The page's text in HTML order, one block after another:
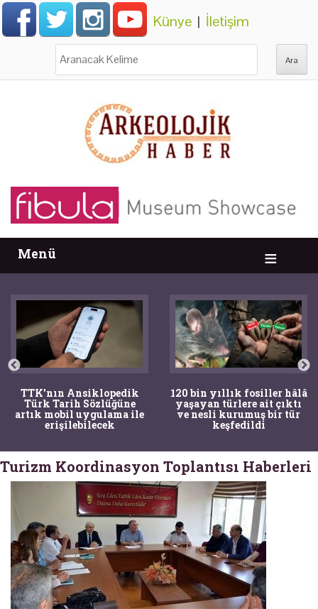
Künye | İletişim
Menü
TTK'nın Ansiklopedik
Türk Tarih Sözlüğüne
artık mobil uygulama ile
erişilebilecek
120 bin yıllık fosiller hâlâ
yaşayan türlere ait çıktı
ve nesli kurumuş bir tür
keşfedildi
Turizm Koordinasyon Toplantısı Haberleri